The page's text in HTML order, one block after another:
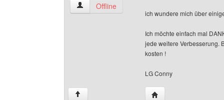
cp-myway Benutzer-Profile anzeigen
Offline
ich wundere mich über
Ich möchte einfach mal
jede weitere Verbesserung.
kosten !
LG Conny
↑ Website dieses